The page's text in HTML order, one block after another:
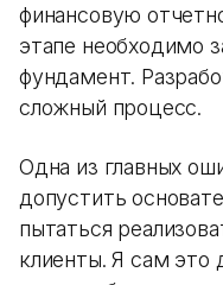
финансовую
этапе необходимо
фундамент.
сложный процесс.
Одна из главных
допустить
пытаться
клиенты. Я сам это